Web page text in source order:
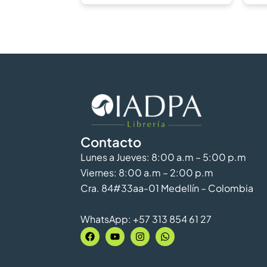
Contacto
Lunes a Jueves: 8:00 a.m – 5:00 p.m
Viernes: 8:00 a.m – 2:00 p.m
Cra. 84#33aa-01 Medellín – Colombia
WhatsApp: +57 313 854 61 27
F
a
c
Y
o
u
I
n
s
W
h
a